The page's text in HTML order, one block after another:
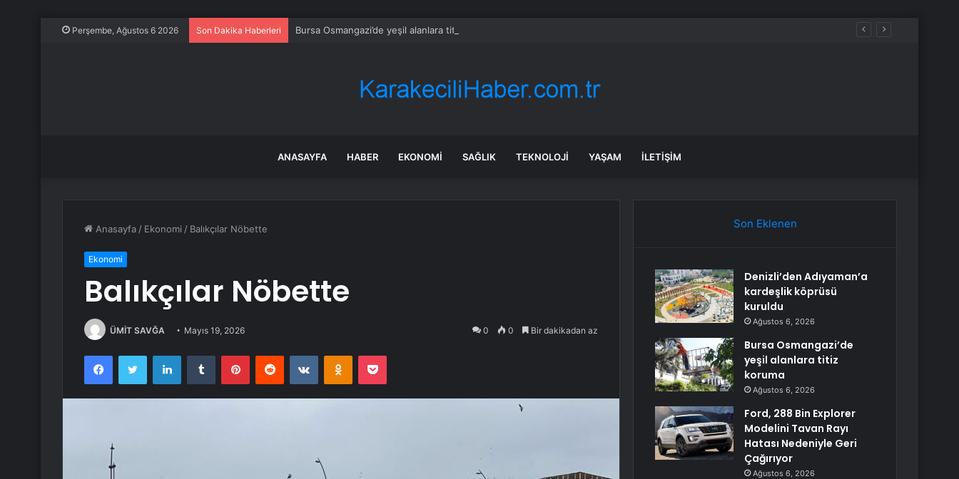
Perşembe, Ağustos 6 2026 Son Dakika Haberleri Bursa Osmangazi’de yeşil alanlara titiz koruma
ANASAYFA HABER EKONOMI SAĞLIK TEKNOLOJI YAŞAM İLETIŞIM
Anasayfa / Ekonomi / Balıkçılar Nöbette
Ekonomi
Balıkçılar Nöbette
ÜMİT SAVĞA Mayıs 19, 2026 0 0 Bir dakikadan az
FacebookTwitter LinkedInTumblr PinterestReddit VKontakteOdnoklassniki
Pocket
Son Eklenen
Denizli’den Adıyaman’a
kardeşlik köprüsü
kuruldu
Ağustos 6, 2026
Bursa Osmangazi’de
yeşil alanlara titiz
koruma
Ağustos 6, 2026
Ford, 288 Bin Explorer
Modelini Tavan Rayı
Hatası Nedeniyle Geri
Çağırıyor
Ağustos 6, 2026